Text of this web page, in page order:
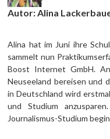
Autor: Alina
Alina hat im Juni ihre
sammelt nun
Boost Internet GmbH.
Neuseeland bereisen und
in Deutschland wird
und Studium
Journalismus-Studium